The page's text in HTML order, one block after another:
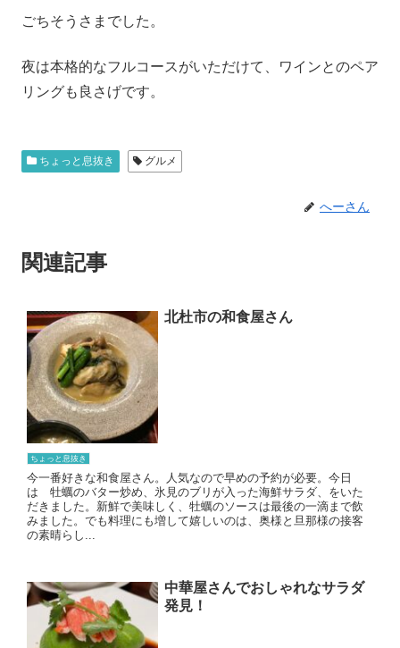
ごちそうさまでした。
夜は本格的なフルコースがいただけて、ワインとのペア
リングも良さげです。
ちょっと息抜き グルメ
へーさん
関連記事
ちょっと息抜き
北杜市の和食屋さん
今一番好きな和食屋さん。人気なので早めの予約が必要。今日
は 牡蠣のバター炒め、氷見のブリが入った海鮮サラダ、をいた
だきました。新鮮で美味しく、牡蠣のソースは最後の一滴まで飲
みました。でも料理にも増して嬉しいのは、奥様と旦那様の接客
の素晴らし...
中華屋さんでおしゃれなサラダ
発見！